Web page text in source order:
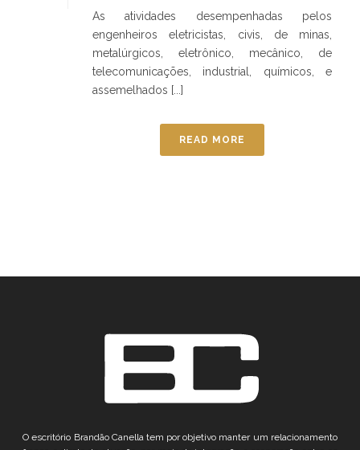
As atividades desempenhadas pelos
engenheiros eletricistas, civis, de minas,
metalúrgicos, eletrônico, mecânico, de
telecomunicações, industrial, químicos, e
assemelhados [...]
READ MORE
O escritório Brandão Canella tem por objetivo manter um relacionamento